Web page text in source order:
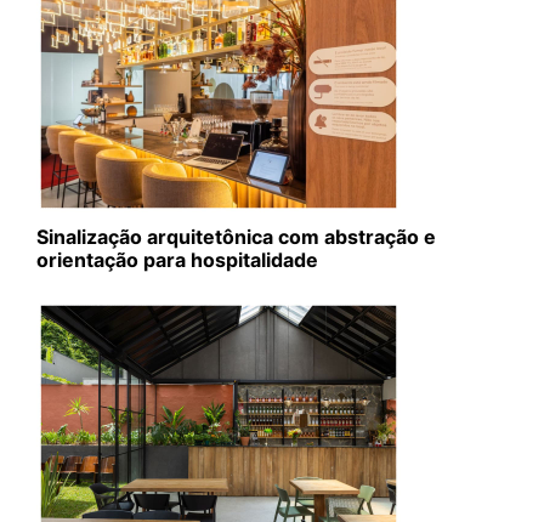
Sinalização arquitetônica com abstração e
orientação para hospitalidade